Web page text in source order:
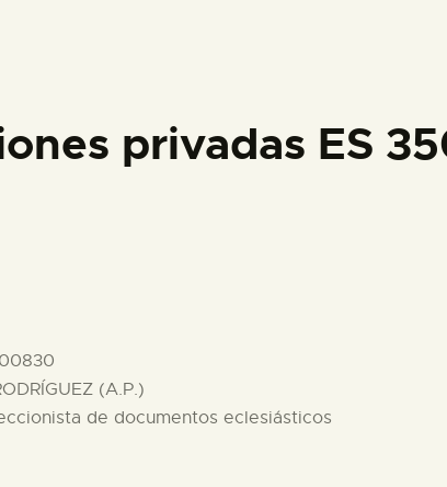
privadas ES
(A.P.)
de documentos eclesiásticos